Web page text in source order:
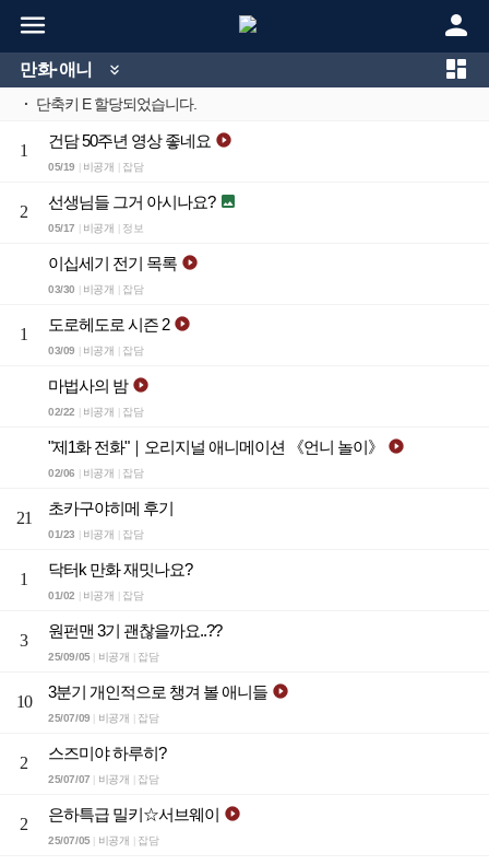
 
만화·애니  
· 단축키 E 할당되었습니다.
1
건담 50주년 영상 좋네요 
05/19 비공개 잡담
2
선생님들 그거 아시나요? 
05/17 비공개 정보
이십세기 전기 목록 
03/30 비공개 잡담
1
도로헤도로 시즌 2 
03/09 비공개 잡담
마법사의 밤 
02/22 비공개 잡담
"제1화 전화"｜오리지널 애니메이션 《언니 놀이》 
02/06 비공개 잡담
21
초카구야히메 후기
01/23 비공개 잡담
1
닥터k 만화 재밋나요?
01/02 비공개 잡담
3
원펀맨 3기 괜찮을까요..??
25/09/05| 비공개 잡담
10
3분기 개인적으로 챙겨 볼 애니들 
25/07/09 비공개 잡담
2
스즈미야 하루히?
25/07/07 비공개 잡담
2
은하특급 밀키☆서브웨이 
25/07/05| 비공개 잡담